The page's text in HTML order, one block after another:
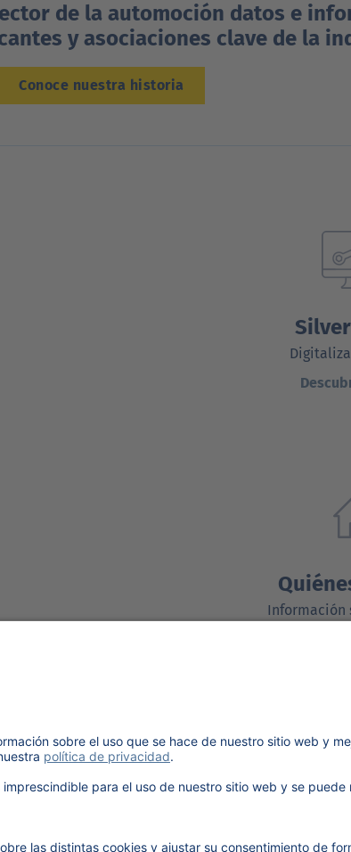
de la automoción datos e
y asociaciones clave de la
Conoce nuestra historia
Información